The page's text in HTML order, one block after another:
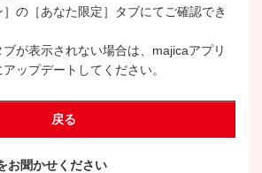
の［あなた限定］タブにてご確認でき
が表示されない場合は、majicaアプリ
ップデートしてください。
戻る
お聞かせください